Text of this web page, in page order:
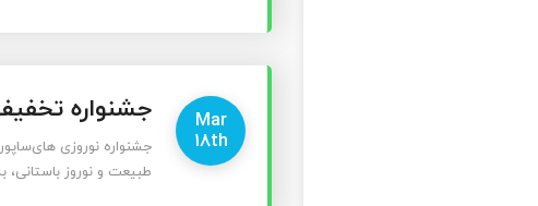
Mar
18th
جشنواره تخفیف های
جشنواره نوروزی
طبیعت و نوروز باستانی، به